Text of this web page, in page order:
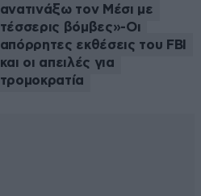
ανατινάξω τον Μέσι με
τέσσερις βόμβες»-Οι
απόρρητες εκθέσεις του FBI
και οι απειλές για
τρομοκρατία